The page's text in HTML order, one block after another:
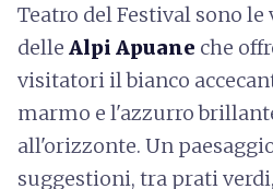
Teatro del Festival sono le
delle Alpi Apuane che
visitatori il bianco
marmo e l'azzurro
all'orizzonte. Un
suggestioni, tra prati